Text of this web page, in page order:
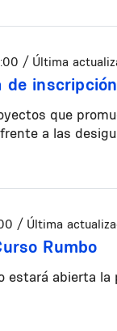
/ Última
de
que
a las
/ Última
Rumbo
estará abierta